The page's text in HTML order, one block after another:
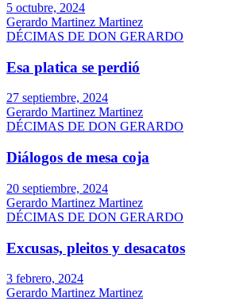
5 octubre, 2024
Gerardo Martinez Martinez
DÉCIMAS DE DON GERARDO
Esa platica se perdió
27 septiembre, 2024
Gerardo Martinez Martinez
DÉCIMAS DE DON GERARDO
Diálogos de mesa coja
20 septiembre, 2024
Gerardo Martinez Martinez
DÉCIMAS DE DON GERARDO
Excusas, pleitos y desacatos
3 febrero, 2024
Gerardo Martinez Martinez